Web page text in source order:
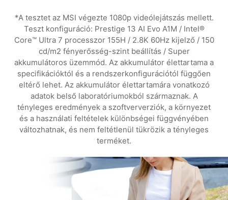
*A tesztet az MSI végezte 1080p videólejátszás mellett.
Teszt konfiguráció: Prestige 13 AI Evo A1M / Intel®
Core™ Ultra 7 processzor 155H / 2.8K 60Hz kijelző / 150
cd/m2 fényerősség-szint beállítás / Super
akkumulátoros üzemmód. Az akkumulátor élettartama a
specifikációktól és a rendszerkonfigurációtól függően
eltérő lehet. Az akkumulátor élettartamára vonatkozó
adatok belső laboratóriumokból származnak. A
tényleges eredmények a szoftververziók, a környezet
és a használati feltételek különbségei függvényében
változhatnak, és nem feltétlenül tükrözik a tényleges
terméket.